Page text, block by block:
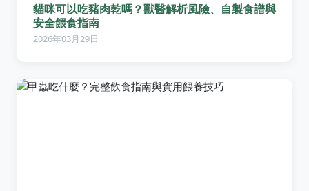
貓咪可以吃豬肉乾嗎？獸醫解析風險、自製食譜與
安全餵食指南
2026年03月29日